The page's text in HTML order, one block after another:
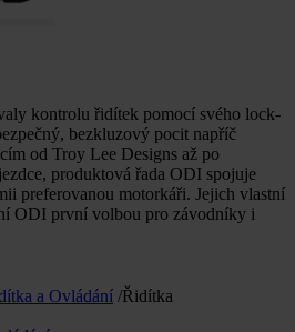
kontrolu řidítek pomocí svého lock-
bezkluzový pocit napříč
od Troy Lee Designs až po
produktová řada ODI spojuje
preferovanou motorkáři. Jejich vlastní
ODI první volbou pro závodníky i
a Ovládání /Řidítka